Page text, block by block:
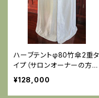
ハーブテントφ80竹傘2重タ
イプ（サロンオーナーの方向
け）店内資料印刷付き
¥128,000